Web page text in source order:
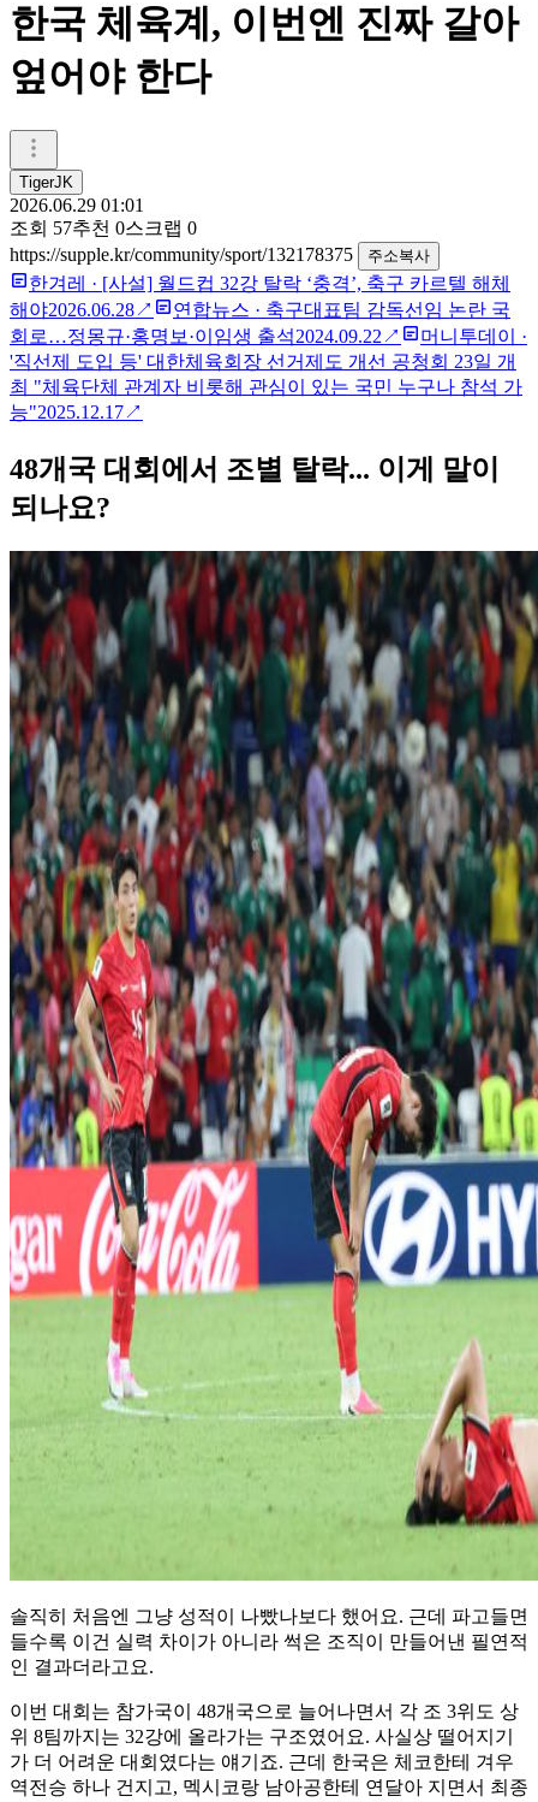
한국 체육계, 이번엔 진짜 갈아
엎어야 한다
TigerJK
2026.06.29 01:01
조회 57추천 0스크랩 0
https://supple.kr/community/sport/132178375
주소복사
한겨레 · [사설] 월드컵 32강 탈락 ‘충격’, 축구 카르텔 해체
해야2026.06.28↗ 연합뉴스 · 축구대표팀 감독선임 논란 국
회로…정몽규·홍명보·이임생 출석2024.09.22 ↗ 머니투데이
·
'직선제 도입 등' 대한체육회장 선거제도 개선 공청회 23일 개
최 "체육단체 관계자 비롯해 관심이 있는 국민 누구나 참석 가
능"2025.12.17↗
48개국 대회에서 조별 탈락... 이게 말이
되나요?
솔직히 처음엔 그냥 성적이 나빴나보다 했어요. 근데 파고들면
들수록 이건 실력 차이가 아니라 썩은 조직이 만들어낸 필연적
인 결과더라고요.
이번 대회는 참가국이 48개국으로 늘어나면서 각 조 3위도 상
위 8팀까지는 32강에 올라가는 구조였어요. 사실상 떨어지기
가 더 어려운 대회였다는 얘기죠. 근데 한국은 체코한테 겨우
역전승 하나 건지고, 멕시코랑 남아공한테 연달아 지면서 최종